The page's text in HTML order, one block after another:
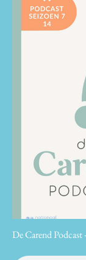
De Carend Podcast